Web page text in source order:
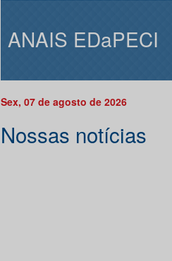
ANAIS EDaPECI
Sex, 07 de agosto de 2026
Nossas notícias